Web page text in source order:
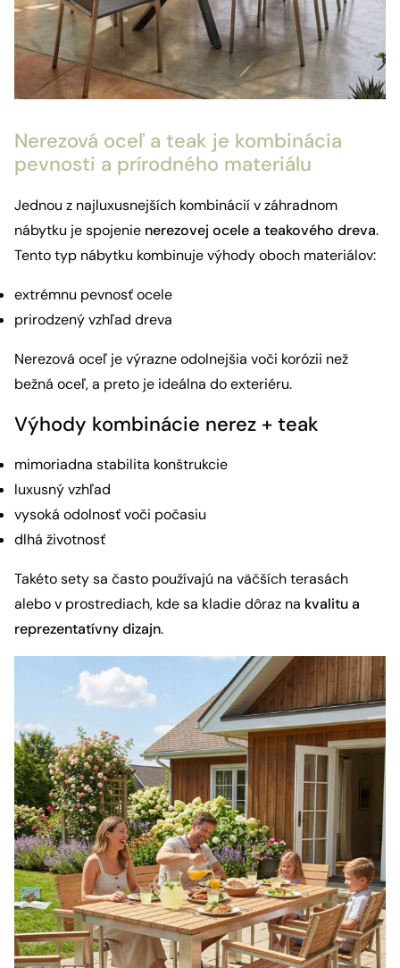
Nerezová oceľ a teak je kombinácia
pevnosti a prírodného materiálu
Jednou z najluxusnejších kombinácií v záhradnom
nábytku je spojenie nerezovej ocele a teakového dreva.
Tento typ nábytku kombinuje výhody oboch materiálov:
extrémnu pevnosť ocele
prirodzený vzhľad dreva
Nerezová oceľ je výrazne odolnejšia voči korózii než
bežná oceľ, a preto je ideálna do exteriéru.
Výhody kombinácie nerez + teak
mimoriadna stabilita konštrukcie
luxusný vzhľad
vysoká odolnosť voči počasiu
dlhá životnosť
Takéto sety sa často používajú na väčších terasách
alebo v prostrediach, kde sa kladie dôraz na kvalitu a
reprezentatívny dizajn.